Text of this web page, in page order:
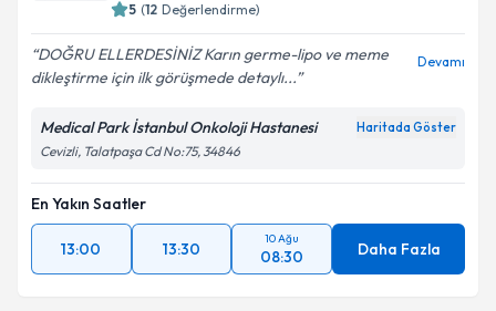
5 (12 Değerlendirme)
DOĞRU ELLERDESİNİZ Karın germe-lipo ve meme
dikleştirme için ilk görüşmede detaylı...
Devamı
Medical Park İstanbul Onkoloji Hastanesi Haritada Göster
Cevizli, Talatpaşa Cd No:75, 34846
En Yakın Saatler
13:00 13:30
10 Ağu
08:30 Daha Fazla